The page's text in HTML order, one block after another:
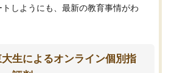
しようにも、最新の教育事情がわ
大生によるオンライン個別指